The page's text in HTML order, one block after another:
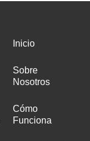
Inicio
Sobre
Nosotros
Cómo
Funciona